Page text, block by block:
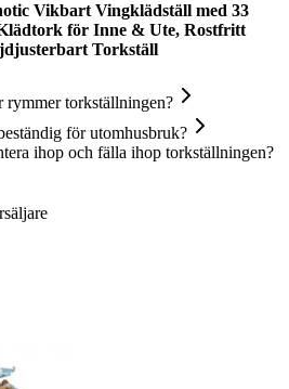
Vikbart Vingklädställ med 33
för Inne & Ute, Rostfritt
Torkställ
rymmer torkställningen?
för utomhusbruk?
ihop och fälla ihop torkställningen?